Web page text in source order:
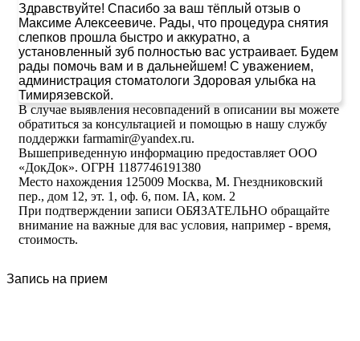
Здравствуйте! Спасибо за ваш тёплый отзыв о
Максиме Алексеевиче. Рады, что процедура снятия
слепков прошла быстро и аккуратно, а
установленный зуб полностью вас устраивает. Будем
рады помочь вам и в дальнейшем! С уважением,
администрация стоматологи Здоровая улыбка на
Тимирязевской.
В случае выявления несовпадений в описании вы можете
обратиться за консультацией и помощью в нашу службу
поддержки farmamir@yandex.ru.
Вышеприведенную информацию предоставляет ООО
«ДокДок». ОГРН 1187746191380
Место нахождения 125009 Москва, М. Гнездниковский
пер., дом 12, эт. 1, оф. 6, пом. IA, ком. 2
При подтверждении записи ОБЯЗАТЕЛЬНО обращайте
внимание на важные для вас условия, например - время,
стоимость.
Запись на прием